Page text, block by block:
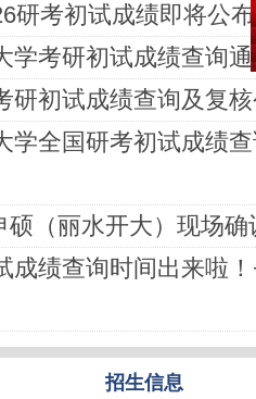
研考初试成绩即将公布
学考研初试成绩查询
研初试成绩查询及复
学全国研考初试成绩
硕（丽水开大）现场确
成绩查询时间出来啦
招生信息